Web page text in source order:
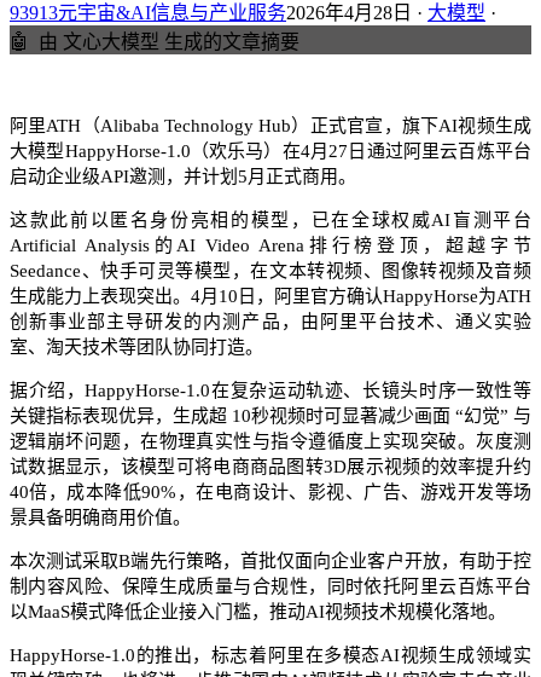
93913元宇宙&AI信息与产业服务2026年4月28日 · 大模型 ·
🤖
由 文心大模型 生成的文章摘要
阿里ATH（Alibaba Technology Hub）正式官宣，旗下AI视频生成
大模型HappyHorse-1.0（欢乐马）在4月27日通过阿里云百炼平台
启动企业级API邀测，并计划5月正式商用。
这款此前以匿名身份亮相的模型，已在全球权威AI盲测平台
Artificial Analysis的AI Video Arena排行榜登顶，超越字节
Seedance、快手可灵等模型，在文本转视频、图像转视频及音频
生成能力上表现突出。4月10日，阿里官方确认HappyHorse为ATH
创新事业部主导研发的内测产品，由阿里平台技术、通义实验
室、淘天技术等团队协同打造。
据介绍，HappyHorse-1.0在复杂运动轨迹、长镜头时序一致性等
关键指标表现优异，生成超 10秒视频时可显著减少画面 “幻觉” 与
逻辑崩坏问题，在物理真实性与指令遵循度上实现突破。灰度测
试数据显示，该模型可将电商商品图转3D展示视频的效率提升约
40倍，成本降低90%，在电商设计、影视、广告、游戏开发等场
景具备明确商用价值。
本次测试采取B端先行策略，首批仅面向企业客户开放，有助于控
制内容风险、保障生成质量与合规性，同时依托阿里云百炼平台
以MaaS模式降低企业接入门槛，推动AI视频技术规模化落地。
HappyHorse-1.0的推出，标志着阿里在多模态AI视频生成领域实